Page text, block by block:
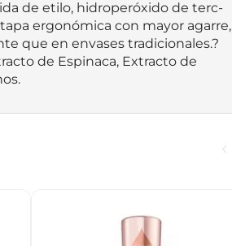
de etilo, hidroperóxido de terc-
ergonómica con mayor agarre,
que en envases tradicionales.?
de Espinaca, Extracto de